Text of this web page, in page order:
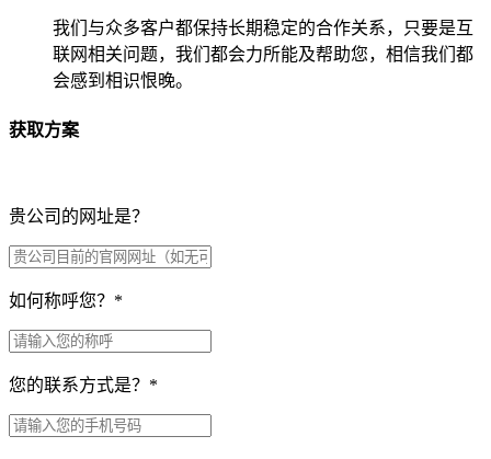
我们与众多客户都保持长期稳定的合作关系，只要是互
联网相关问题，我们都会力所能及帮助您，相信我们都
会感到相识恨晚。
获取方案
贵公司的网址是？
如何称呼您？ *
您的联系方式是？ *